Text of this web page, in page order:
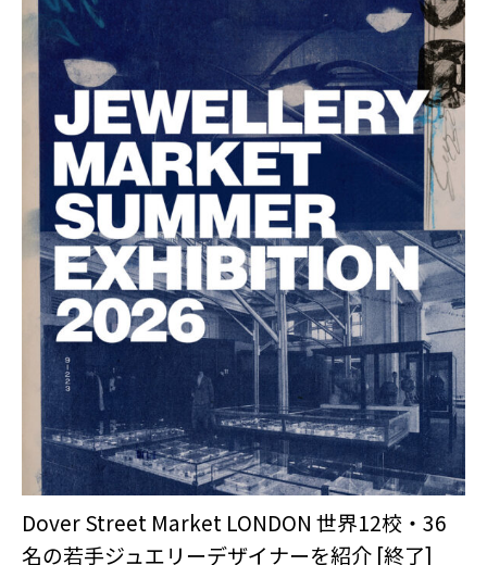
Dover Street Market LONDON 世界12校・36
名の若手ジュエリーデザイナーを紹介 [終了]